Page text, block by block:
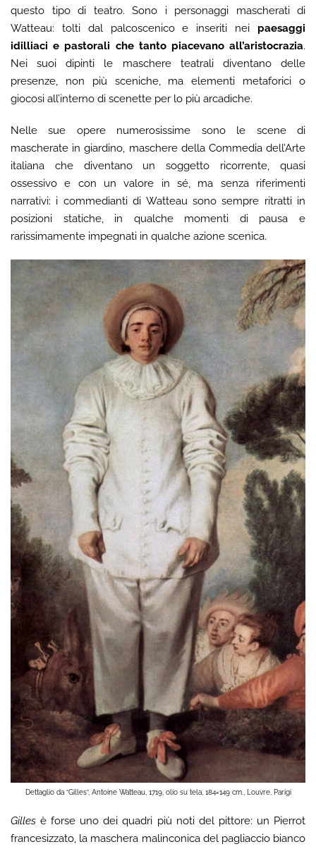
questo tipo di teatro. Sono i personaggi mascherati di
Watteau: tolti dal palcoscenico e inseriti nei paesaggi
idilliaci e pastorali che tanto piacevano all’aristocrazia.
Nei suoi dipinti le maschere teatrali diventano delle
presenze, non più sceniche, ma elementi metaforici o
giocosi all’interno di scenette per lo più arcadiche.
Nelle sue opere numerosissime sono le scene di
mascherate in giardino, maschere della Commedia dell’Arte
italiana che diventano un soggetto ricorrente, quasi
ossessivo e con un valore in sé, ma senza riferimenti
narrativi: i commedianti di Watteau sono sempre ritratti in
posizioni statiche, in qualche momenti di pausa e
rarissimamente impegnati in qualche azione scenica.
Dettaglio da “Gilles”, Antoine Watteau, 1719, olio su tela, 184×149 cm., Louvre, Parigi
Gilles è forse uno dei quadri più noti del pittore: un Pierrot
francesizzato, la maschera malinconica del pagliaccio bianco